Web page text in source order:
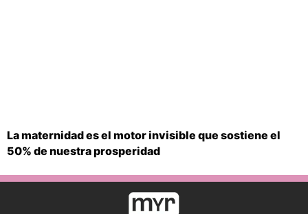
La maternidad es el motor invisible que sostiene el
50% de nuestra prosperidad